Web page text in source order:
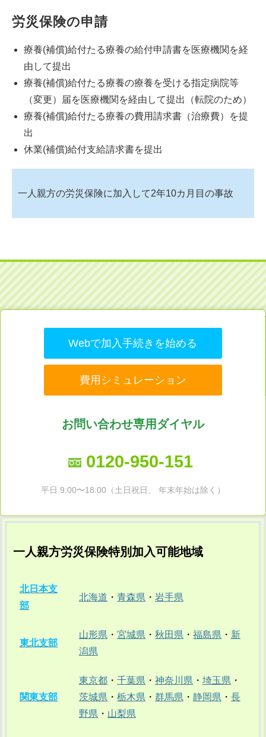
労災保険の申請
療養(補償)給付たる療養の給付申請書を医療機関を経
由して提出
療養(補償)給付たる療養の療養を受ける指定病院等
（変更）届を医療機関を経由して提出（転院のため）
療養(補償)給付たる療養の費用請求書（治療費）を提
出
休業(補償)給付支給請求書を提出
一人親方の労災保険に加入して2年10カ月目の事故
Webで加入手続きを始める
費用シミュレーション
お問い合わせ専用ダイヤル
0120-950-151
平日 9:00〜18:00（土日祝日、 年末年始は除く）
一人親方労災保険特別加入可能地域
北日本支
部
北海道 ・ 青森県 ・ 岩手県
東北支部
山形県 ・ 宮城県 ・ 秋田県 ・ 福島県 ・ 新
潟県
関東支部
東京都 ・ 千葉県 ・ 神奈川県 ・ 埼玉県 ・
茨城県 ・ 栃木県 ・ 群馬県 ・ 静岡県 ・ 長
野県 ・ 山梨県